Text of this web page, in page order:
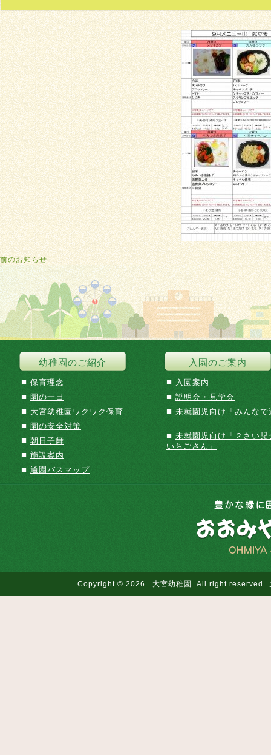
前のお知らせ
幼稚園のご紹介
■ 保育理念
■ 園の一日
■ 大宮幼稚園ワクワク保育
■ 園の安全対策
■ 朝日子舞
■ 施設案内
■ 通園バスマップ
入園のご案内
■ 入園案内
■ 説明会・見学会
■ 未就園児向け「みんなで
■ 未就園児向け「２さい児
いちごさん」
Copyright © 2026 . 大宮幼稚園. All right reserved.